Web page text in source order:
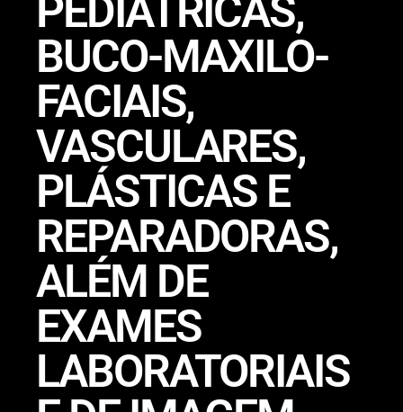
PEDIÁTRICAS,
BUCO-MAXILO-
FACIAIS,
VASCULARES,
PLÁSTICAS E
REPARADORAS,
ALÉM DE
EXAMES
LABORATORIAIS